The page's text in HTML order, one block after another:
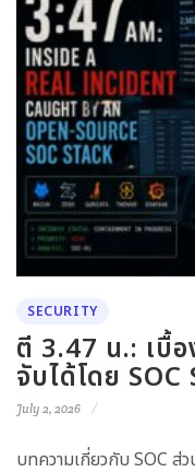
SECURITY
ตี 3.47 น.: เบื้
จับได้โดย
July 2, 2026
บทความเกี่ยวกับ SOC